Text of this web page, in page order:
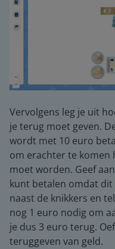
Vervolgens leg je uit
je terug moet geven.
wordt met 10 euro
om erachter te komen
moet worden. Geef
kunt betalen omdat dit
naast de knikkers en
nog 1 euro nodig om
je dus 3 euro terug.
teruggeven van geld.